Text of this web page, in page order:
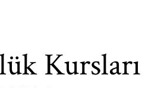
Kursları